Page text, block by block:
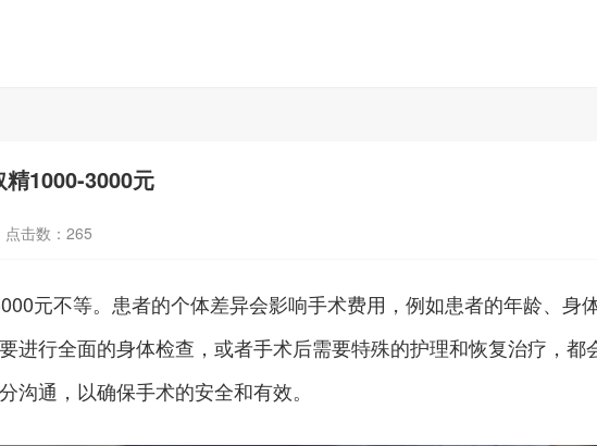
1000-3000元
点击数： 265
元不等。患者的个体差异会影响手术费用，例如患者的年龄、身
进行全面的身体检查，或者手术后需要特殊的护理和恢复治疗，
通，以确保手术的安全和有效。